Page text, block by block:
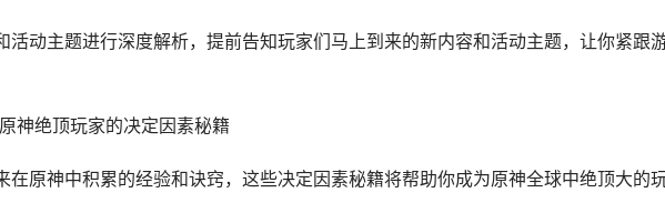
活动主题进行深度解析，提前告知玩家们马上到来的新内容和活动主题，让你紧跟
神绝顶玩家的决定因素秘籍
在原神中积累的经验和诀窍，这些决定因素秘籍将帮助你成为原神全球中绝顶大的